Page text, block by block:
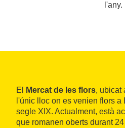
l'any.
El Mercat de les flors, ubicat
l'únic lloc on es venien flors a
segle XIX. Actualment, està
que romanen oberts durant